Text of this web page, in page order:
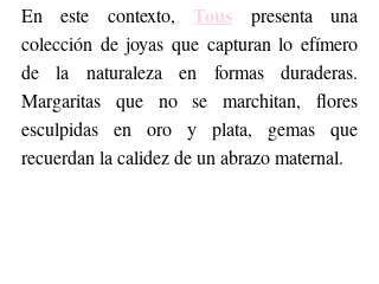
En este contexto, Tous presenta una
colección de joyas que capturan lo efímero
de la naturaleza en formas duraderas.
Margaritas que no se marchitan, flores
esculpidas en oro y plata, gemas que
recuerdan la calidez de un abrazo maternal.